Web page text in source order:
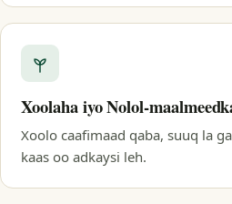
Xoolaha iyo Nolol-
Xoolo caafimaad qaba, suuq la
kaas oo adkaysi leh.